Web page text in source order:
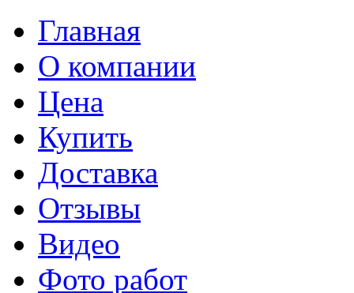
Главная
О компании
Цена
Купить
Доставка
Отзывы
Видео
Фото работ